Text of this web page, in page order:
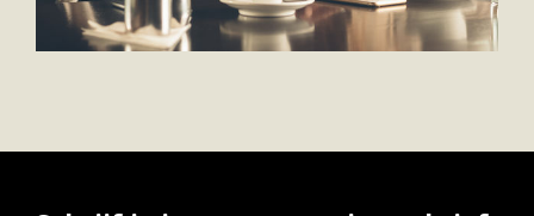
Vestigingen